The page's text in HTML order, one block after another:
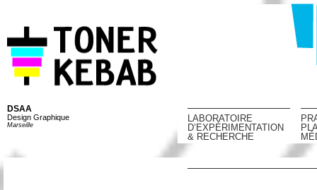
DSAA
Design Graphique
Marseille
LABORATOIRE
D’EXPÉRIMENTATION
& RECHERCHE